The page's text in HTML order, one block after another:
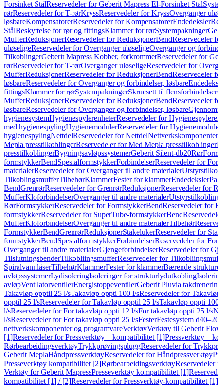
Forsinket StålReservedeler for Geberit Mapress El-Forsinket Stål
rørReservedeler for T-rørKryssReservedeler for KryssOverganger
løsbareKompensatorerReservedeler for KompensatorerEndedeksler
StålBeskyttelse for rør og fittingsKlammer for rørSystempakninger
MufferReduksjonerReservedeler for ReduksjonerBendReservedeler
uløseligeReservedeler for Overganger uløseligeOverganger og
TilkoblingerGeberit Mapress Kobber, forkrommetReservedeler for
rørReservedeler for T-rørOverganger uløseligeReservedeler for
MufferReduksjonerReservedeler for ReduksjonerBendReservedeler
løsbareReservedeler for Overganger og forbindelser, løsbare
fittingsKlammer for rørSystempakningerSkruesett til flensforbindelser
MufferReduksjonerReservedeler for ReduksjonerBendReservedeler
løsbareReservedeler for Overganger og forbindelser, løsbare
hygienesystemHygienespylerenheterReservedeler for
med hygienespylingHygienemodulerReservedeler for
hygienespylingNettdelReservedeler for NettdelNettverkskomponenter
Mepla presstilkoblingerReservedeler for Med Mepla presstilkoblinger
presstilkoblingerBygningsavløpssystemerGeberit Silent-db20Rør
formstykkerBendSpesialformstykkerForbindelserReservedeler for
materialerReservedeler for Overganger til andre materialer
TilkoblingsmufferTilbehørKlammerFester for klammerEndedeksler
BendGrenrørReservedeler for GrenrørReduksjonerReservedeler for
MufferKloforbindelserOverganger til andre materialer
RørFormstykkerReservedeler for FormstykkerBendReservedeler for
formstykkerReservedeler for SuperTube-formstykkerBend
MufferKloforbindelserOverganger til andre materialerTilbehør
FormstykkerBendGrenrørReduksjonerStakelukerReservedeler for
formstykkerBendSpesialformstykkerForbindelserReservedeler for
Overganger til andre materialerGjengeforbindelserReservedeler for
TilslutningsbenderTilkobliingsmufferReservedeler for
SpiralvannlåserTilbehørKlammerFester for klammerBærende
avløpssystemerLydisoleringIsoleringer for strukturlydutkobling
avløpVentilatorventilerEnergistoppeventilerGeberit Pluvia
Takavløp opptil 25 l/sTakavløp oppti 100 l/sReservedeler for
opptil 25 l/sReservedeler for Takavløp opptil 25 l/sTakavløp oppti
l/sReservedeler for For takavløp oppti 12 l/sFor takavløp oppti 25 l/s
l/sReservedeler for For takavløp oppti 25 l/sFesterFestesystem
nettverkskomponenter og programvareVerktøyVerktøy til Geberit
[1]Reservedeler for Pressverktøy – kompatibilitet [1]Pressverktøy –
RørbearbeidingsverktøyTrykkprøvingspluggReservedeler for
Geberit MeplaHåndpressverktøyReservedeler for Håndpressverktøy
Presseverktøy kompatibilitet [2]Rørbearbeidingsverktøy
Verktøy for Geberit MapressPresseverktøy kompatibilitet [1]
kompatibilitet [1] / [2]Reservedeler for Pressverktøy-kompatibilitet